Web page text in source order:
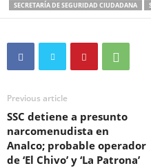
SECRETARÍA DE SEGURIDAD CIUDADANA
Previous article
SSC detiene a presunto
narcomenudista en
Analco; probable operador
de ‘El Chivo’ y ‘La Patrona’